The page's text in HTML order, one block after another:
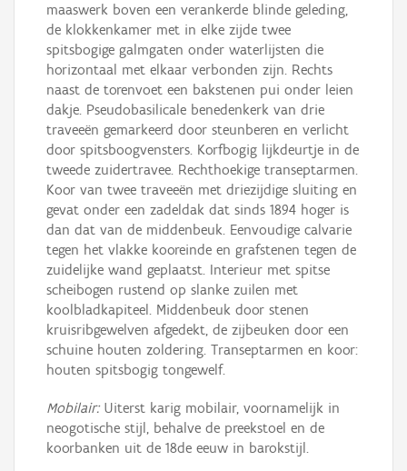
maaswerk boven een verankerde blinde geleding,
de klokkenkamer met in elke zijde twee
spitsbogige galmgaten onder waterlijsten die
horizontaal met elkaar verbonden zijn. Rechts
naast de torenvoet een bakstenen pui onder leien
dakje. Pseudobasilicale benedenkerk van drie
traveeën gemarkeerd door steunberen en verlicht
door spitsboogvensters. Korfbogig lijkdeurtje in de
tweede zuidertravee. Rechthoekige transeptarmen.
Koor van twee traveeën met driezijdige sluiting en
gevat onder een zadeldak dat sinds 1894 hoger is
dan dat van de middenbeuk. Eenvoudige calvarie
tegen het vlakke kooreinde en grafstenen tegen de
zuidelijke wand geplaatst. Interieur met spitse
scheibogen rustend op slanke zuilen met
koolbladkapiteel. Middenbeuk door stenen
kruisribgewelven afgedekt, de zijbeuken door een
schuine houten zoldering. Transeptarmen en koor:
houten spitsbogig tongewelf.
Mobilair:Uiterst karig mobilair, voornamelijk in
neogotische stijl, behalve de preekstoel en de
koorbanken uit de 18de eeuw in barokstijl.